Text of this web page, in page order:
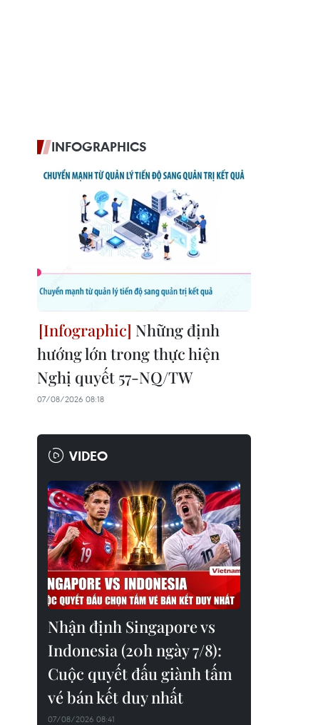
INFOGRAPHICS
Những định
hướng lớn trong thực hiện
Nghị quyết 57-NQ/TW
07/08/2026 08:18
VIDEO
Nhận định Singapore vs
Indonesia (20h ngày 7/8):
Cuộc quyết đấu giành tấm
vé bán kết duy nhất
07/08/2026 08:41